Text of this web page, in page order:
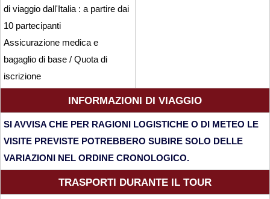
di viaggio dall'Italia : a partire dai
10 partecipanti
Assicurazione medica e
bagaglio di base / Quota di
iscrizione
INFORMAZIONI DI VIAGGIO
SI AVVISA CHE PER RAGIONI LOGISTICHE O DI METEO LE
VISITE PREVISTE POTREBBERO SUBIRE SOLO DELLE
VARIAZIONI NEL ORDINE CRONOLOGICO.
TRASPORTI DURANTE IL TOUR